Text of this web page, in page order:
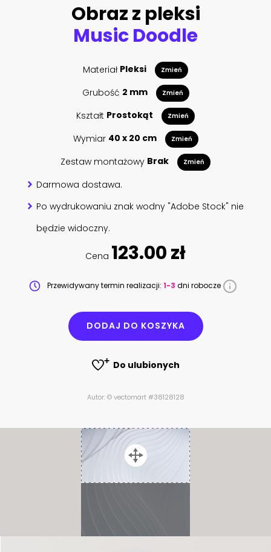
Obraz z pleksi
Music Doodle
Materiał Pleksi Zmień
Grubość 2 mm Zmień
Kształt Prostokąt Zmień
Wymiar 40 x 20 cm Zmień
Zestaw montażowy Brak Zmień
Darmowa dostawa.
Po wydrukowaniu znak wodny "Adobe Stock" nie
będzie widoczny.
Cena 123.00 zł
Przewidywany termin realizacji: 1-3 dni robocze
DODAJ DO KOSZYKA
Do ulubionych
Autor: © vectomart #38128128